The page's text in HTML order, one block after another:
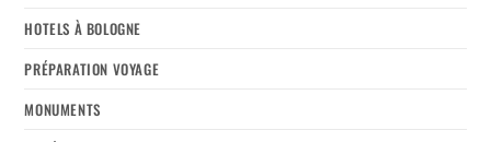
HOTELS À BOLOGNE
PRÉPARATION VOYAGE
MONUMENTS